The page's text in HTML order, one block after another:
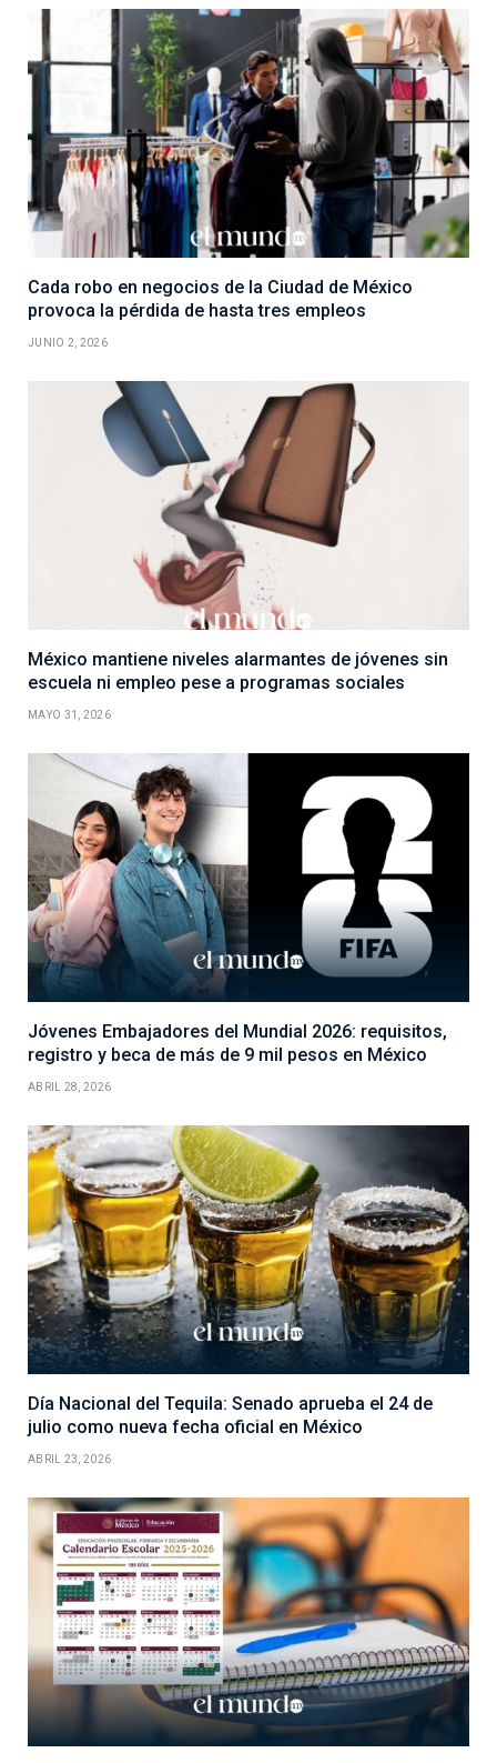
Cada robo en negocios de la Ciudad de México
provoca la pérdida de hasta tres empleos
JUNIO 2, 2026
México mantiene niveles alarmantes de jóvenes sin
escuela ni empleo pese a programas sociales
MAYO 31, 2026
Jóvenes Embajadores del Mundial 2026: requisitos,
registro y beca de más de 9 mil pesos en México
ABRIL 28, 2026
Día Nacional del Tequila: Senado aprueba el 24 de
julio como nueva fecha oficial en México
ABRIL 23, 2026